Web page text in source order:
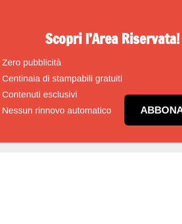
Scopri l’Area Riservata!
Zero pubblicità
Centinaia di stampabili gratuiti
Contenuti esclusivi
Nessun rinnovo automatico